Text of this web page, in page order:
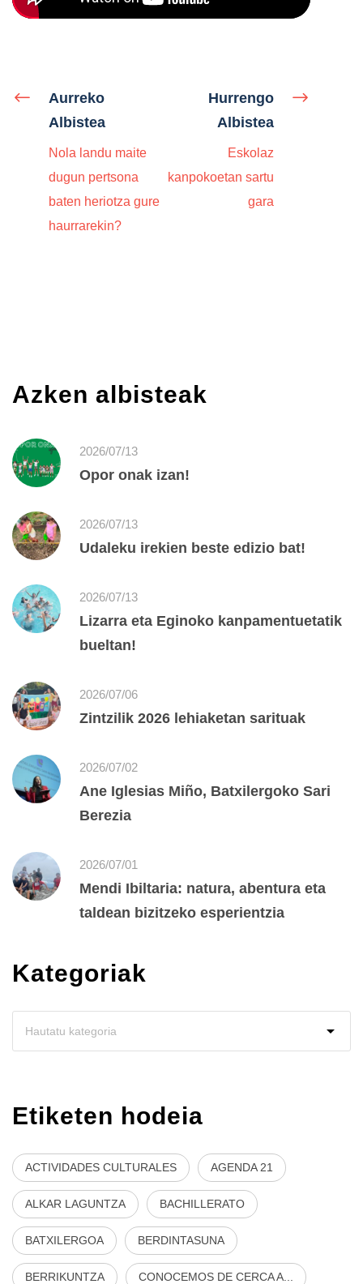
Aurreko
Albistea
Nola landu maite
dugun pertsona
baten heriotza gure
haurrarekin?
Hurrengo
Albistea
Eskolaz
kanpokoetan sartu
gara
Azken albisteak
2026/07/13
Opor onak izan!
2026/07/13
Udaleku irekien beste edizio bat!
2026/07/13
Lizarra eta Eginoko kanpamentuetatik
bueltan!
2026/07/06
Zintzilik 2026 lehiaketan sarituak
2026/07/02
Ane Iglesias Miño, Batxilergoko Sari
Berezia
2026/07/01
Mendi Ibiltaria: natura, abentura eta
taldean bizitzeko esperientzia
Kategoriak
Etiketen hodeia
ACTIVIDADES CULTURALES AGENDA 21
ALKAR LAGUNTZA BACHILLERATO
BATXILERGOA BERDINTASUNA
BERRIKUNTZA CONOCEMOS DE CERCA A...